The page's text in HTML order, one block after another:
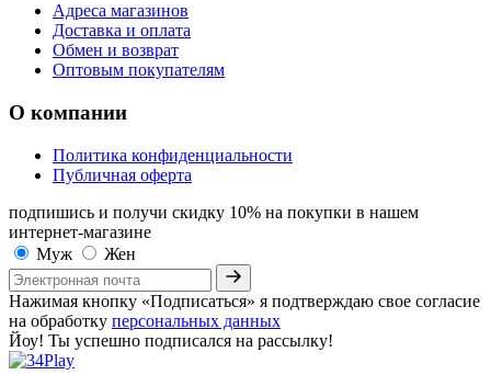
Адреса магазинов
Доставка и оплата
Обмен и возврат
Оптовым покупателям
О компании
Политика конфиденциальности
Публичная оферта
подпишись и получи скидку 10% на покупки в нашем
интернет-магазине
Муж
Жен
Нажимая кнопку «Подписаться» я подтверждаю свое согласие
на обработку персональных данных
Йоу! Ты успешно подписался на рассылку!